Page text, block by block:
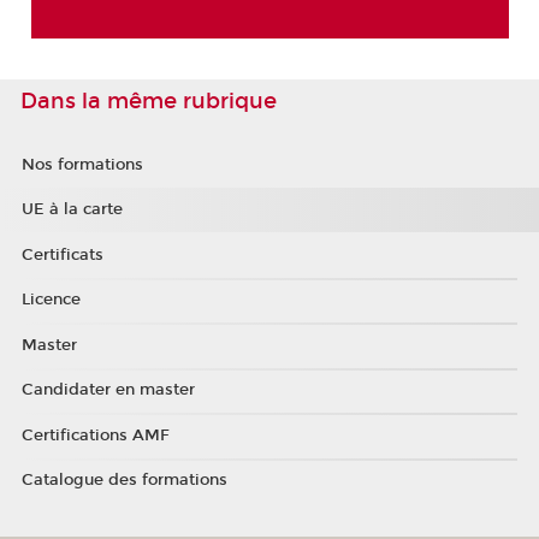
Dans la même rubrique
Nos formations
UE à la carte
Certificats
Licence
Master
Candidater en master
Certifications AMF
Catalogue des formations